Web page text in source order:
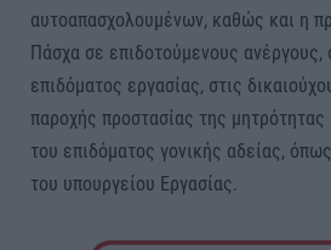
αυτοαπασχολουμένων, καθώς και η
Πάσχα σε επιδοτούμενους ανέργους,
επιδόματος εργασίας, στις
παροχής προστασίας της μητρότητας
του επιδόματος γονικής αδείας,
του υπουργείου Εργασίας.